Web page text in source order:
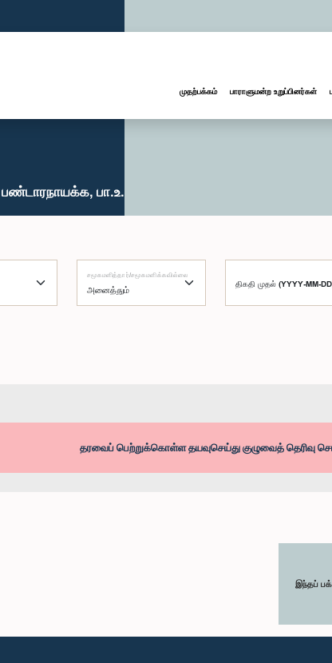
முதற்பக்கம் பாராளுமன்ற உறுப்பினர்கள்
பா.உ.
சமூகமளித்தார்/சமூகமளிக்கவில்லை
திகதி முதல் (YYYY-MM-
தரவைப் பெற்றுக்கொள்ள தயவுசெய்து குழுவைத் தெரிவு
இந்தப்